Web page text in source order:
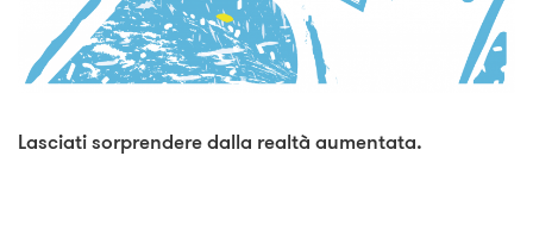
Lasciati sorprendere dalla realtà aumentata.